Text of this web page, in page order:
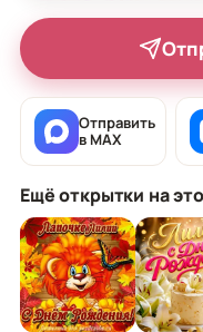
Отправить
в MAX
Ещё открытки на